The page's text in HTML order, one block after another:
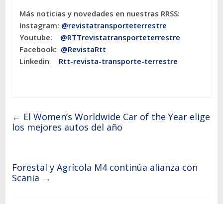
Más noticias y novedades en nuestras RRSS:
Instagram: @revistatransporteterrestre
Youtube: @RTTrevistatransporteterrestre
Facebook: @RevistaRtt
Linkedin: Rtt-revista-transporte-terrestre
← El Women’s Worldwide Car of the Year elige
los mejores autos del año
Forestal y Agrícola M4 continúa alianza con
Scania →